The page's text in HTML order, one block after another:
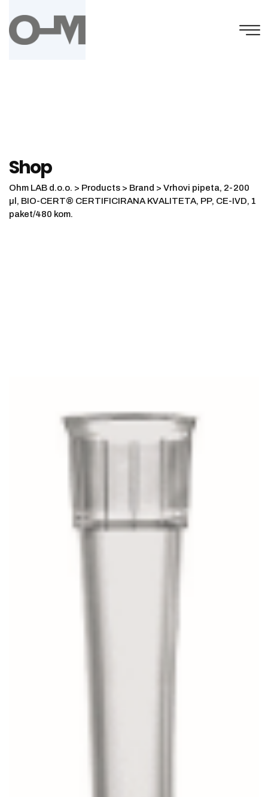
content
Shop
Ohm LAB d.o.o. > Products > Brand > Vrhovi pipeta, 2-200
µl, BIO-CERT® CERTIFICIRANA KVALITETA, PP, CE-IVD, 1
paket/480 kom.